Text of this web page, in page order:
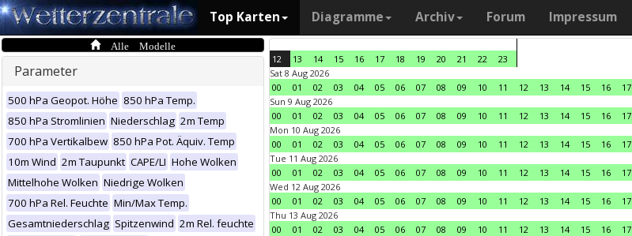
Top Karten Diagramme Archiv Forum Impressum
Alle Modelle
Parameter
500 hPa Geopot. Höhe 850 hPa Temp.
850 hPa Stromlinien Niederschlag 2m Temp
700 hPa Vertikalbew 850 hPa Pot. Äquiv. Temp
10m Wind 2m Taupunkt CAPE/LI Hohe Wolken
Mittelhohe Wolken Niedrige Wolken
700 hPa Rel. Feuchte Min/Max Temp.
Gesamtniederschlag Spitzenwind 2m Rel. feuchte
12 13 14 15 16 17 18 19 20 21 22
23
Sat 8 Aug 2026
00
01 02 03 04 05 06 07 08 09 10 11 12 13 14 15 16 17
Sun 9 Aug 2026
00
01 02 03 04 05 06 07 08 09 10 11 12 13 14 15 16 17
Mon 10 Aug 2026
00
01 02 03 04 05 06 07 08 09 10 11 12 13 14 15 16 17
Tue 11 Aug 2026
00
01 02 03 04 05 06 07 08 09 10 11 12 13 14 15 16 17
Wed 12 Aug 2026
00
01 02 03 04 05 06 07 08 09 10 11 12 13 14 15 16 17
Thu 13 Aug 2026
00
01 02 03 04 05 06 07 08 09 10 11 12 13 14 15 16 17